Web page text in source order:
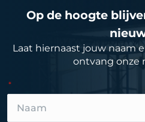
Op de hoogte
Laat hiernaast jouw naam
ontvang onze